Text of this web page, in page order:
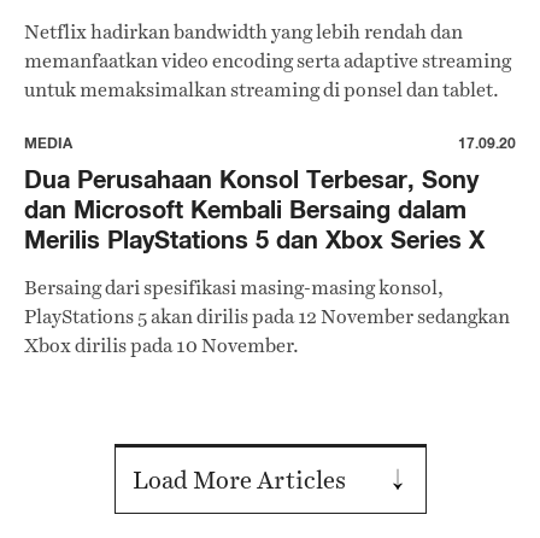
Netflix hadirkan bandwidth yang lebih rendah dan
memanfaatkan video encoding serta adaptive streaming
untuk memaksimalkan streaming di ponsel dan tablet.
MEDIA 17.09.20
Dua Perusahaan Konsol Terbesar, Sony
dan Microsoft Kembali Bersaing dalam
Merilis PlayStations 5 dan Xbox Series X
Bersaing dari spesifikasi masing-masing konsol,
PlayStations 5 akan dirilis pada 12 November sedangkan
Xbox dirilis pada 10 November.
Load More Articles